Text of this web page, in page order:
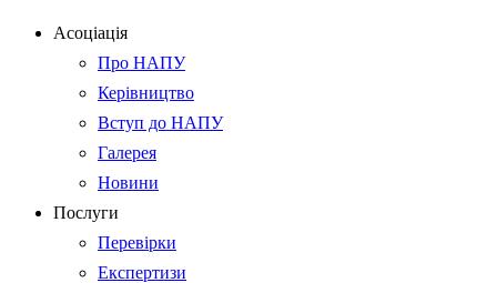
Асоціація
Про НАПУ
Керівництво
Вступ до НАПУ
Галерея
Новини
Послуги
Перевірки
Експертизи